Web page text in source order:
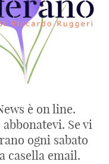
è on line.
Se vi
ogni sabato
casella email.